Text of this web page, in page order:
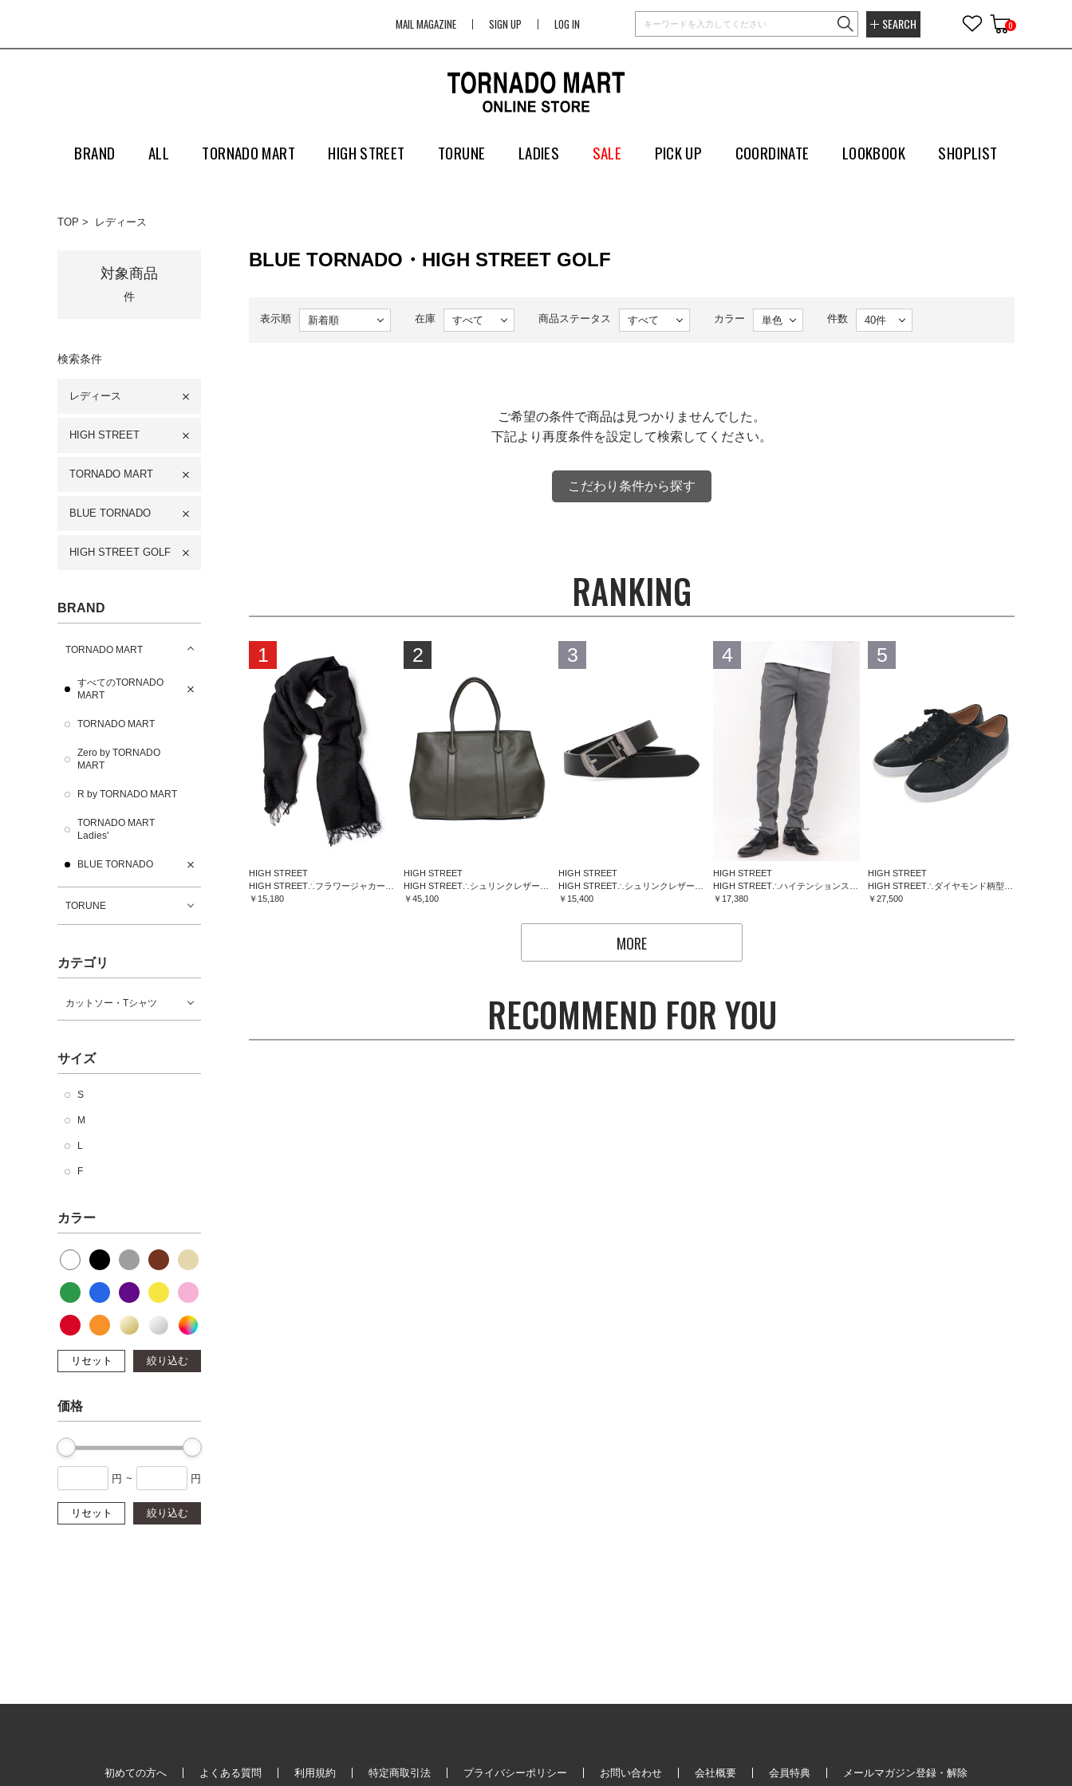
MAIL MAGAZINE SIGN UP LOG IN SEARCH 0
BRAND ALL TORNADO MART HIGH STREET TORUNE LADIES SALE PICK UP COORDINATE LOOKBOOK SHOPLIST
TOP レディース
対象商品
件
検索条件
レディース
HIGH STREET
TORNADO MART
BLUE TORNADO
HIGH STREET GOLF
BRAND
TORNADO MART
すべてのTORNADO
MART
TORNADO MART
Zero by TORNADO
MART
R by TORNADO MART
TORNADO MART
Ladies'
BLUE TORNADO
TORUNE
カテゴリ
カットソー・Tシャツ
サイズ
S
M
L
F
カラー
リセット 絞り込む
価格
円 ~ 円
リセット 絞り込む
BLUE TORNADO・HIGH STREET GOLF
表示順 在庫 商品ステータス カラー 件数
ご希望の条件で商品は見つかりませんでした。
下記より再度条件を設定して検索してください。
こだわり条件から探す
RANKING
1
HIGH STREET
￥15,180
2
HIGH STREET
￥45,100
3
HIGH STREET
￥15,400
4
HIGH STREET
￥17,380
5
HIGH STREET
￥27,500
MORE
RECOMMEND FOR YOU
初めての方へ よくある質問 利用規約 特定商取引法 プライバシーポリシー お問い合わせ 会社概要 会員特典 メールマガジン登録・解除